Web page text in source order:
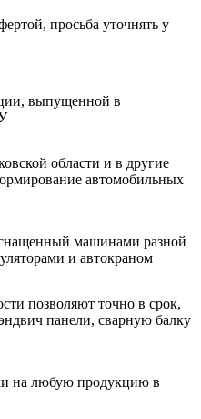
просьба уточнять у
выпущенной в
области и в другие
автомобильных
машинами разной
и автокраном
позволяют точно в срок,
панели, сварную балку
на любую продукцию в